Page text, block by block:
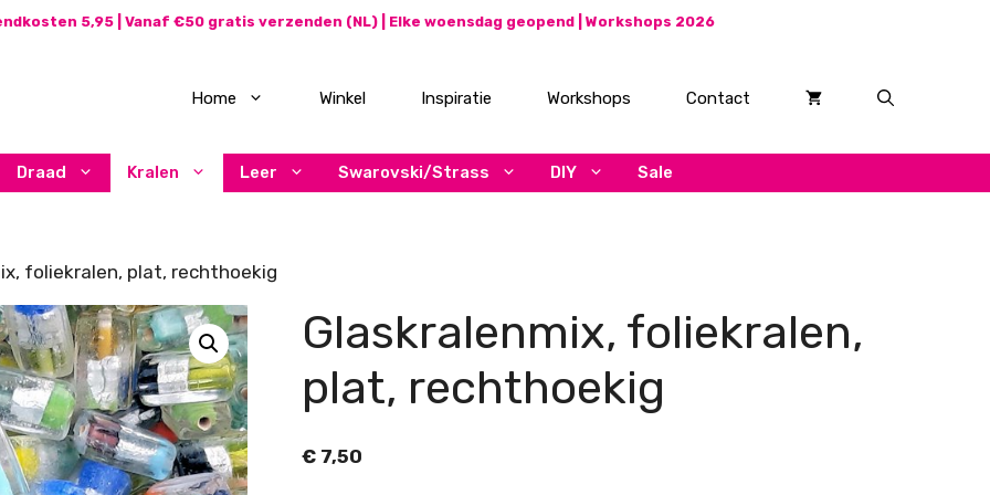
5,95 | Vanaf €50 gratis verzenden (NL) | Elke woensdag geopend | Workshops 2026
Home Winkel Inspiratie Workshops Contact
Draad Kralen Leer Swarovski/Strass DIY Sale
foliekralen, plat, rechthoekig
Glaskralenmix, foliekralen,
plat, rechthoekig
€7,50